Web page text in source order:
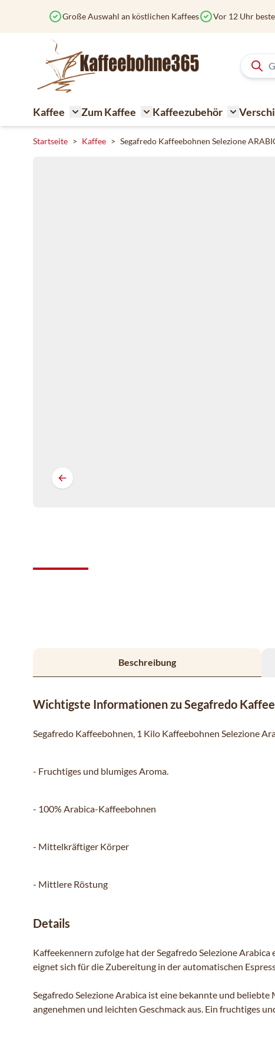
Große Auswahl an köstlichen Kaffees Vor 12 Uhr
Kaffee
Toggle submenu for Kaffee
Zum Kaffee
Toggle submenu for Zum
Kaffeezubehör
Toggle
Startseite > Kaffee > Segafredo Kaffeebohnen Selezione
Beschreibung
Wichtigste Informationen zu Segafredo
Segafredo Kaffeebohnen, 1 Kilo Kaffeebohnen Selezione
- Fruchtiges und blumiges Aroma.
- 100% Arabica-Kaffeebohnen
- Mittelkräftiger Körper
- Mittlere Röstung
Details
Kaffeekennern zufolge hat der Segafredo Selezione
eignet sich für die Zubereitung in der automatischen
Segafredo Selezione Arabica ist eine bekannte und
angenehmen und leichten Geschmack aus. Ein fruchtiges